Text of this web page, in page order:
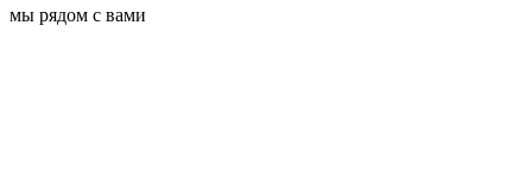
мы рядом с вами